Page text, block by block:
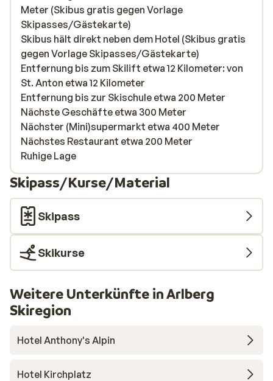
Meter (Skibus gratis gegen Vorlage
Skipasses/Gästekarte)
Skibus hält direkt neben dem Hotel (Skibus gratis
gegen Vorlage Skipasses/Gästekarte)
Entfernung bis zum Skilift etwa 12 Kilometer: von
St. Anton etwa 12 Kilometer
Entfernung bis zur Skischule etwa 200 Meter
Nächste Geschäfte etwa 300 Meter
Nächster (Mini)supermarkt etwa 400 Meter
Nächstes Restaurant etwa 200 Meter
Ruhige Lage
Skipass/Kurse/Material
Skipass
Skikurse
Weitere Unterkünfte in Arlberg
Skiregion
Hotel Anthony's Alpin
Hotel Kirchplatz